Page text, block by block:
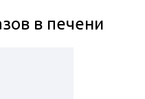
в печени